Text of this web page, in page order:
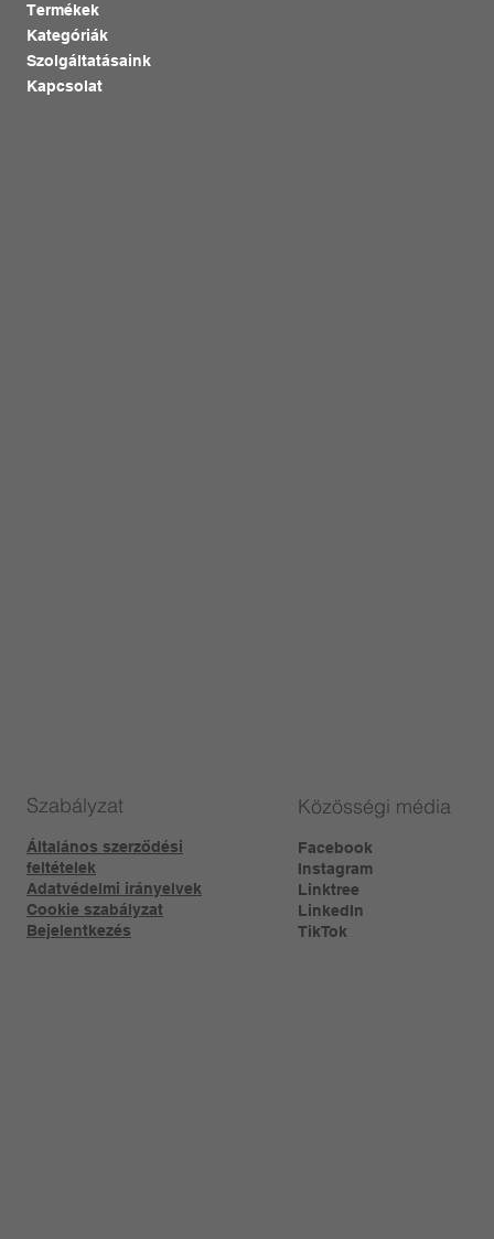
Szabályzat
Általános szerződési
feltételek
Adatvédelmi irányelvek
Cookie szabályzat
Bejelentkezés
Termékek
Kategóriák
Szolgáltatásaink
Kapcsolat
Közösségi média
Facebook
Instagram
Linktree​
LinkedIn
TikTok